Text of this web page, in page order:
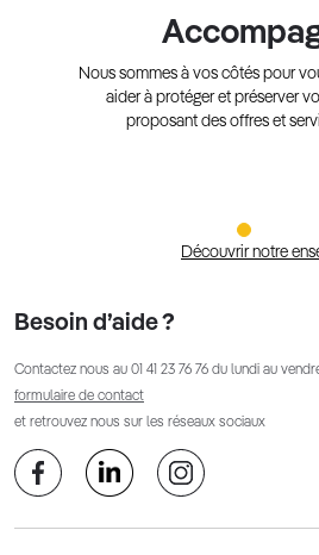
Nous sommes à vos côtés pour
aider à protéger et préserver
proposant des offres et
Découvrir notre
Besoin d’aide ?
Contactez nous au 01 41 23 76 76 du lundi au
formulaire de contact
et retrouvez nous sur les réseaux sociaux